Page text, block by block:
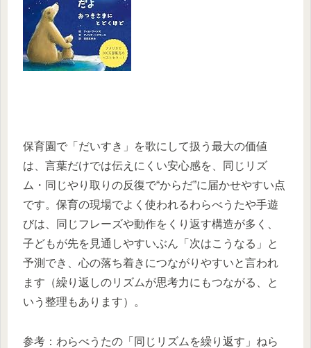
保育園で「だいすき」を歌にして扱う最大の価値
は、言葉だけでは伝えにくい安心感を、同じリズ
ム・同じやり取りの反復で“からだ”に届かせやすい点
です。保育の現場でよく使われるわらべうたや手遊
びは、同じフレーズや動作をくり返す構造が多く、
子どもが先を見通しやすいぶん「次はこうなる」と
予測でき、心の落ち着きにつながりやすいと言われ
ます（繰り返しのリズムが思考力にもつながる、と
いう整理もあります）。
参考：わらべうたの「同じリズムを繰り返す」ねら